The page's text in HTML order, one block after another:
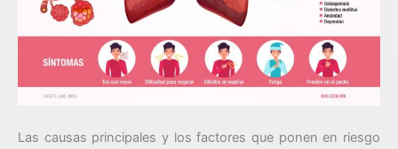
Las causas principales y los factores que ponen en riesgo